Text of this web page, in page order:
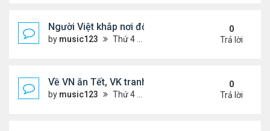
Người Việt khắp nơi đổ về chợ hoa Phước Lộc Thọ
by music123 Thứ 4 Tháng 2 11, 2026 7:58 pm
0
Trả lời
Về VN ăn Tết, VK tranh thủ làm đẹp, chữa hiếm
by music123 Thứ 4 Tháng 2 11, 2026 7:47 pm
0
Trả lời